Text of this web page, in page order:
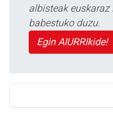
albisteak
babestuko duzu.
Egin AIURRIkide!